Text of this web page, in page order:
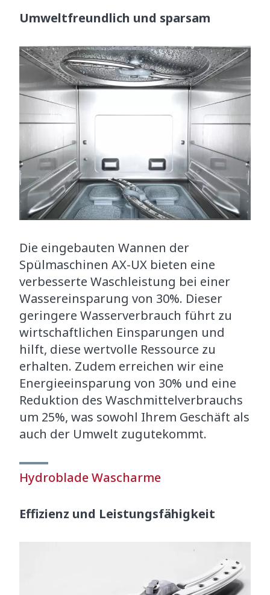
Umweltfreundlich und sparsam
Die eingebauten Wannen der
Spülmaschinen AX-UX bieten eine
verbesserte Waschleistung bei einer
Wassereinsparung von 30%. Dieser
geringere Wasserverbrauch führt zu
wirtschaftlichen Einsparungen und
hilft, diese wertvolle Ressource zu
erhalten. Zudem erreichen wir eine
Energieeinsparung von 30% und eine
Reduktion des Waschmittelverbrauchs
um 25%, was sowohl Ihrem Geschäft als
auch der Umwelt zugutekommt.
Hydroblade Wascharme
Effizienz und Leistungsfähigkeit